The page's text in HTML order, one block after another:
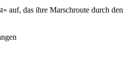
auf, das ihre Marschroute durch